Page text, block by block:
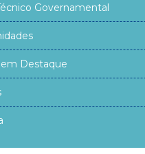
Governamental
Destaque